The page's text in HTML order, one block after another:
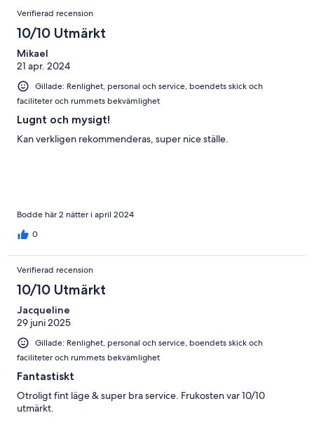
Verifierad recension
10/10 Utmärkt
Mikael
21 apr. 2024
Gillade: Renlighet, personal och service, boendets skick och
faciliteter och rummets bekvämlighet
Lugnt och mysigt!
Kan verkligen rekommenderas, super nice ställe.
Bodde här 2 nätter i april 2024
0
Verifierad recension
10/10 Utmärkt
Jacqueline
29 juni 2025
Gillade: Renlighet, personal och service, boendets skick och
faciliteter och rummets bekvämlighet
Fantastiskt
Otroligt fint läge & super bra service. Frukosten var 10/10
utmärkt.